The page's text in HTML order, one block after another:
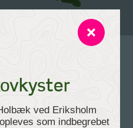
ved Eriksholm
som indbegrebet